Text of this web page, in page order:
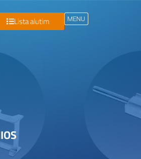
MENU
Lista alutim